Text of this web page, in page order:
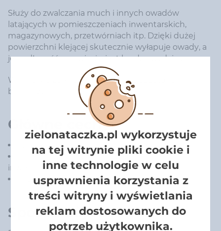
Służy do zwalczania much i innych owadów
latających w pomieszczeniach inwentarskich,
magazynowych, przetwórniach itp. Dzięki dużej
powierzchni klejącej skutecznie wyłapuje owady, a
jego długość sprawia, że jest bardzo wydajny.
Wymiary 0,25 x 10 m. Nie zawiera substancji
biobójczych.
Główne cechy:
szeroki lep o dużej powierzchni klejącej
do stosowania w pomieszczeniach
inwentarskich, magazynowych, przetwórniach
nie zawiera substancji biobójczych
Sposób użycia:
zielonataczka.pl wykorzystuje
na tej witrynie pliki cookie i
inne technologie w celu
usprawnienia korzystania z
treści witryny i wyświetlania
reklam dostosowanych do
potrzeb użytkownika.